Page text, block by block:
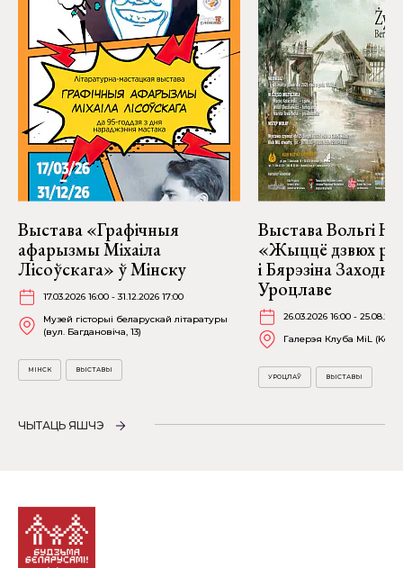
Выстава «Графічныя
афарызмы Міхаіла
Лісоўскага» ў Мінску
17.03.2026 16:00 - 31.12.2026 17:00
Музей гісторыі беларускай літаратуры
(вул. Багдановіча, 13)
МІНСК ВЫСТАВЫ
Выстава Вольгі
«Жыццё дзвюх
і Бярэзіна
Уроцлаве
26.03.2026 16:00 -
Галерэя Клуба MiL
УРОЦЛАЎ ВЫСТАВЫ
ЧЫТАЦЬ ЯШЧЭ